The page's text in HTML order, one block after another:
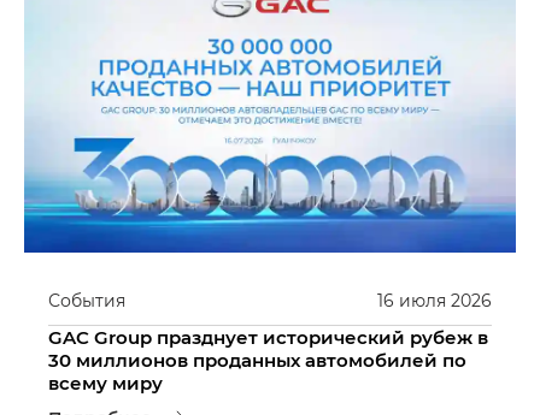
16 июля 2026
События
GAC Group празднует исторический рубеж в
30 миллионов проданных автомобилей по
всему миру